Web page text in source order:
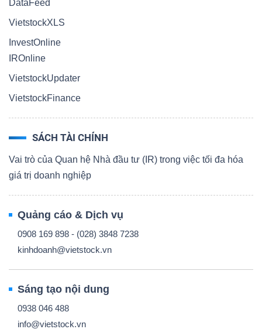
DataFeed
VietstockXLS
InvestOnline
IROnline
VietstockUpdater
VietstockFinance
SÁCH TÀI CHÍNH
Vai trò của Quan hệ Nhà đầu tư (IR) trong việc tối đa hóa
giá trị doanh nghiệp
Quảng cáo & Dịch vụ
0908 169 898 - (028) 3848 7238
kinhdoanh@vietstock.vn
Sáng tạo nội dung
0938 046 488
info@vietstock.vn